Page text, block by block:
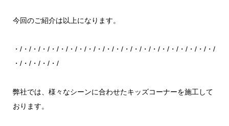
今回のご紹介は以上になります。
・/・/・/・/・/・/・/・/・/・/・/・/・/・/・/・/・/・/・/・/・/・/
・/・/・/・/・/
弊社では、様々なシーンに合わせたキッズコーナーを施工して
おります。